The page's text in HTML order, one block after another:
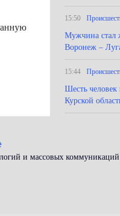
15:50
Мужчина стал
Воронеж –
15:44
Шесть
Курской
и массовых